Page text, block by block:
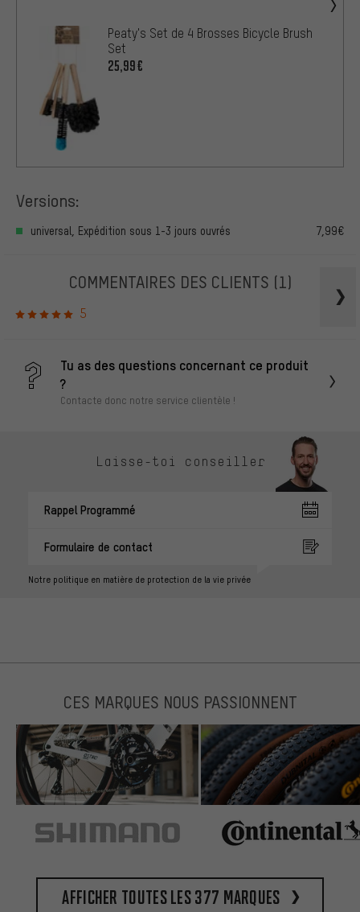
Peaty's Set de 4 Brosses Bicycle Brush
Set
25,99€
Versions:
universal, Expédition sous 1-3 jours ouvrés 7,99€
COMMENTAIRES DES CLIENTS (1)
5
Tu as des questions concernant ce produit
?
Contacte donc notre service clientèle !
Laisse-toi conseiller
Rappel Programmé
Formulaire de contact
Notre politique en matière de protection de la vie privée
CES MARQUES NOUS PASSIONNENT
Afficher toutes les 377 marques